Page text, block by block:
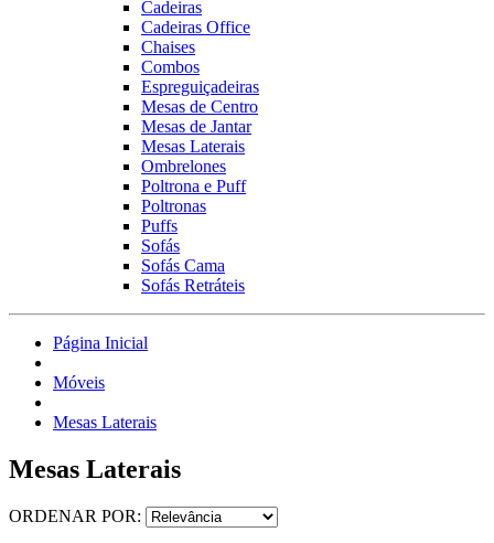
Cadeiras
Cadeiras Office
Chaises
Combos
Espreguiçadeiras
Mesas de Centro
Mesas de Jantar
Mesas Laterais
Ombrelones
Poltrona e Puff
Poltronas
Puffs
Sofás
Sofás Cama
Sofás Retráteis
Página Inicial
Móveis
Mesas Laterais
Mesas Laterais
ORDENAR POR: